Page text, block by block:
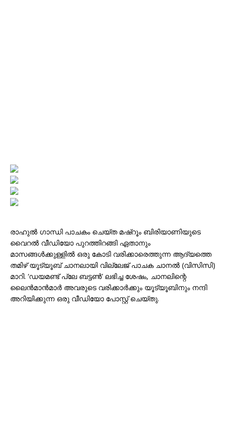
രാഹുൽ ഗാന്ധി പാചകം ചെയ്ത മഷ്റൂം ബിരിയാണിയുടെ
വൈറൽ വീഡിയോ പുറത്തിറങ്ങി ഏതാനും
മാസങ്ങൾക്കുള്ളിൽ ഒരു കോടി വരിക്കാരെത്തുന്ന ആദ്യത്തെ
തമിഴ് യൂട്യൂബ് ചാനലായി വില്ലേജ് പാചക ചാനൽ (വിസിസി)
മാറി. ‘ഡയമണ്ട് പ്ലേ ബട്ടൺ’ ലഭിച്ച ശേഷം, ചാനലിന്റെ
ലൈൻമാൻമാർ അവരുടെ വരിക്കാർക്കും യൂട്യൂബിനും നന്ദി
അറിയിക്കുന്ന ഒരു വീഡിയോ പോസ്റ്റ് ചെയ്തു.